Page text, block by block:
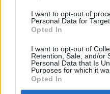
I want to opt-out of
Personal Data for
Opted In
I want to opt-out of
Retention, Sale, and/or
Personal Data that Is
Purposes for which it
Opted In
vysílacím týdnu
Parabola.cz- web o satelitní,
O webu parabola.cz•O
Dovolená u moře •Bazény